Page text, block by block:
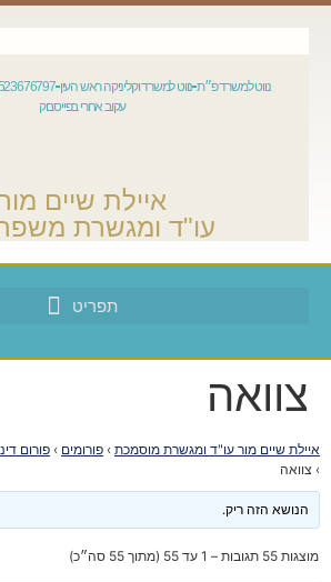
נווט למשרד פ״ת נווט למשרד וקליניקה ראש העין
עקוב אחרי בפייסבוק
איילת שיים
עו"ד ומגשרת
צוואה
איילת שיים מור עו"ד ומגשרת מוסמכת › פורומים › פורום
› צוואה
הנושא הזה ריק.
מוצגות 55 תגובות – 1 עד 55 (מתוך 55 סה״כ)